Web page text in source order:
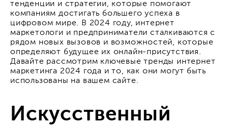
тенденции и стратегии, которые помогают
компаниям достигать большего успеха в
цифровом мире. В 2024 году, интернет
маркетологи и предприниматели сталкиваются с
рядом новых вызовов и возможностей, которые
определяют будущее их онлайн-присутствия.
Давайте рассмотрим ключевые тренды интернет
маркетинга 2024 года и то, как они могут быть
использованы на вашем сайте.
Искусственный